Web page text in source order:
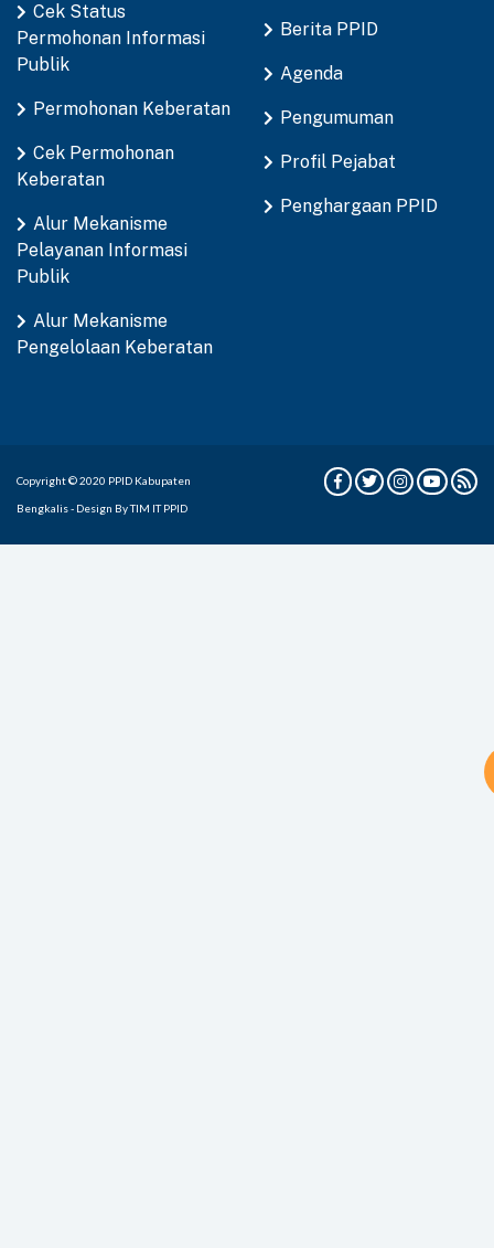
Cek Status
Permohonan Informasi
Publik
Permohonan Keberatan
Cek Permohonan
Keberatan
Alur Mekanisme
Pelayanan Informasi
Publik
Alur Mekanisme
Pengelolaan Keberatan
Berita PPID
Agenda
Pengumuman
Profil Pejabat
Penghargaan PPID
Copyright © 2020 PPID Kabupaten
Bengkalis - Design By TIM IT PPID